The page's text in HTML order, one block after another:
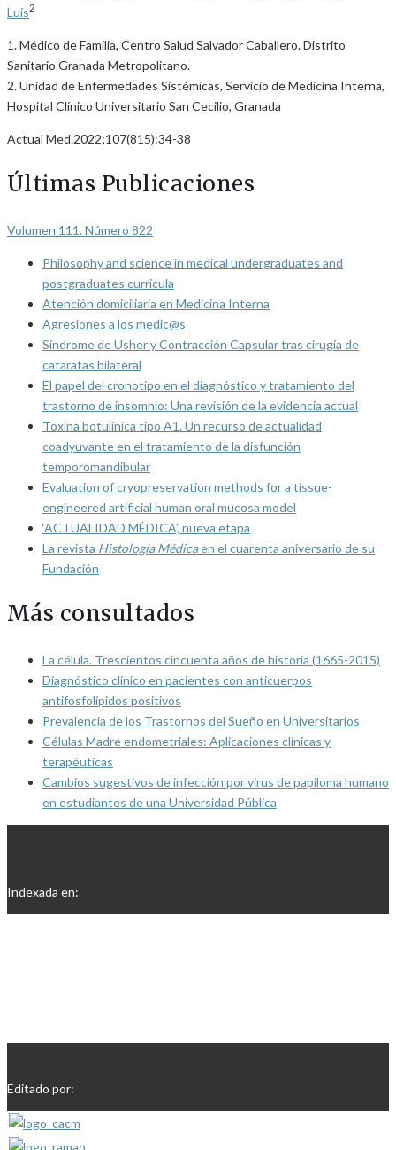
Luis2
1. Médico de Familia, Centro Salud Salvador Caballero. Distrito
Sanitario Granada Metropolitano.
2. Unidad de Enfermedades Sistémicas, Servicio de Medicina Interna,
Hospital Clínico Universitario San Cecilio, Granada
Actual Med.2022;107(815):34-38
Últimas Publicaciones
Volumen 111. Número 822
Philosophy and science in medical undergraduates and
postgraduates curricula
Atención domiciliaria en Medicina Interna
Agresiones a los medic@s
Síndrome de Usher y Contracción Capsular tras cirugía de
cataratas bilateral
El papel del cronotipo en el diagnóstico y tratamiento del
trastorno de insomnio: Una revisión de la evidencia actual
Toxina botulínica tipo A1. Un recurso de actualidad
coadyuvante en el tratamiento de la disfunción
temporomandibular
Evaluation of cryopreservation methods for a tissue-
engineered artificial human oral mucosa model
‘ACTUALIDAD MÉDICA’, nueva etapa
La revista Histología Médicaen el cuarenta aniversario de su
Fundación
Más consultados
La célula. Trescientos cincuenta años de historia (1665-2015)
Diagnóstico clínico en pacientes con anticuerpos
antifosfolípidos positivos
Prevalencia de los Trastornos del Sueño en Universitarios
Células Madre endometriales: Aplicaciones clínicas y
terapéuticas
Cambios sugestivos de infección por virus de papiloma humano
en estudiantes de una Universidad Pública
Indexada en:
Editado por: